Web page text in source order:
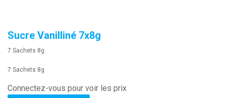
Sucre Vanilliné 7x8g
7 Sachets 8g
7 Sachets 8g
Connectez-vous pour voir les prix